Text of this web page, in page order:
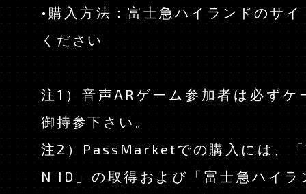
•購入方法：富士急ハイランドのサ
ください
注1）音声ARゲーム参加者は必ずケ
御持参下さい。
注2）PassMarketでの購入には、
N ID」の取得および「富士急ハイラ